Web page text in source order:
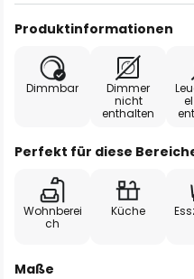
Produktinformationen
Dimmbar
Dimmer
nicht
enthalten
Perfekt für diese
Wohnberei
ch
Küche
Maße